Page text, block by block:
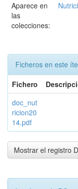
Aparece en
las
colecciones:
Ficheros en este
Fichero
doc_nut
ricion20
14.pdf
Mostrar el registro